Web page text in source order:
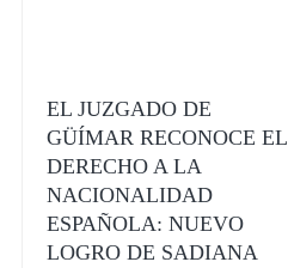
EL JUZGADO DE
GÜÍMAR RECONOCE EL
DERECHO A LA
NACIONALIDAD
ESPAÑOLA: NUEVO
LOGRO DE SADIANA